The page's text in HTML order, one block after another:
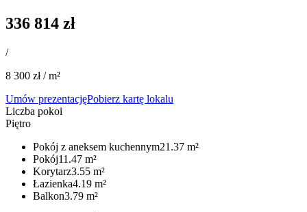
336 814 zł
/
8 300 zł / m²
Umów prezentacjęPobierz kartę lokalu
Liczba pokoi
Piętro
Pokój z aneksem kuchennym​​​​‌ ‍ ​‍​‍‌‍ ‌ ​‍‌‍‍‌‌‍‌ ‌‍‍‌‌‍ ‍​‍​‍​ ‍‍​‍​‍‌ ​ ‌‍​‌‌‍ ‍‌‍‍‌‌ ‌​‌ ‍‌​‍ ‍‌‍‍‌‌‍ ​‍​‍​‍ ​​‍​‍‌‍‍​‌ ​‍‌‍‌‌‌‍‌‍​‍​‍​ ‍‍​‍​‍​‍ ‌ ​ ‌ ‌​‌ ‌‌‌‍‌​‌‍‍‌‌‍ ​‍ ‌‍‍‌‌‍ ‍‌ ‌​‌‍‌‌‌‍ ‍‌ ‌​​‍ ‌‍‌‌‌‍‌​‌‍‍‌‌ ‌​​‍ ‌‍ ‌‌‍ ‌‍‌​‌‍‌‌​ ‌‌ ​​‌ ​‍‌‍‌‌‌ ​ ‌‍‌‌‌‍ ‍‌ ‌​‌‍​‌‌ ‌​‌‍‍‌‌‍ ‌‍ ‍​ ‍ ‌‍‍‌‌‍‌​​ ‌​ ‌ ​ ​ ​ ​​​ ‍​​ ​ ​ ​ ​ ‌ ​ ‍​​‍ ‌​ ‌‌​ ‌‍‌‍‌​​ ‌​​‍ ‌​ ‌​​ ​ ‌‍‌‌​ ‌ ​‍ ‌​ ‍​​ ‍​‌‍​‌‌‍​‌​‍ ‌‌‍‌​​ ‌‌​ ‍‌​ ​‌​ ​​‌‍‌‍​ ​​​ ​‌​ ‍‌​ ​ ‌‍​ ​ ​​​ ‍ ‌ ‌​‌ ‍‌‌ ​​‌‍‌‌​ ‌‌‍​‌‌ ​​‌‍​‌‌ ​‍‌ ‌​‌‍ ‌‌‍‌‌‌‍ ‍‌ ‌​​ ‍ ‌ ​​‌‍​‌‌ ‌​‌‍‍​​ ‌‌ ​‍‌‍ ‌‍ ‌‍ ‌‌ ​ ‌​‌​‌‍‌‌‌ ‌​‌‍​‌‌‍‍‌‌‍ ​‌ ​ ​‍‌‌​ ‌‌‌​​‍‌‌ ‌‍‍ ‌‍‌‌‌ ‍‌​‍‌‌​ ​ ‌​‌​​‍‌‌​ ​ ‌​‌​​‍‌‌​ ​‍​ ​‍​ ‍‌‌‍​‌​ ‌‍​ ‍​​ ‌​‌‍‌​​ ‍‌‌‍​ ‌‍​‌‌‍​‍​ ‌‌‌‍‌​​‍‌‌​ ​‍​ ​‍​‍‌‌​ ‌‌‌​‌​​‍ ‍‌‍ ‍‌‍​‌‌‍ ‌‌‍‌‌​ ‌‍​‍‌‍​‌‌ ​ ‌‍‌‌‌‌‌‌‌ ​‍‌‍ ​​ ‌​‍‌‌​ ​‍‌​‌‍‌ ​ ‌ ‌​‌ ‌‌‌‍‌​‌‍‍‌‌‍ ​‍‌‍‌‍‍‌‌‍‌​​ ‌​ ‌ ​ ​ ​ ​​​ ‍​​ ​ ​ ​ ​ ‌ ​ ‍​​‍ ‌​ ‌‌​ ‌‍‌‍‌​​ ‌​​‍ ‌​ ‌​​ ​ ‌‍‌‌​ ‌ ​‍ ‌​ ‍​​ ‍​‌‍​‌‌‍​‌​‍ ‌‌‍‌​​ ‌‌​ ‍‌​ ​‌​ ​​‌‍‌‍​ ​​​ ​‌​ ‍‌​ ​ ‌‍​ ​ ​​​‍‌‍‌ ‌​‌ ‍‌‌ ​​‌‍‌‌​ ‌‌‍​‌‌ ​​‌‍​‌‌ ​‍‌ ‌​‌‍ ‌‌‍‌‌‌‍ ‍‌ ‌​​‍‌‍‌ ​​‌‍​‌‌ ‌​‌‍‍​​ ‌‌ ​‍‌‍ ‌‍ ‌‍ ‌‌ ​ ‌​‌​‌‍‌‌‌ ‌​‌‍​‌‌‍‍‌‌‍ ​‌ ​ ​‍‌‌​ ‌‌‌​​‍‌‌ ‌‍‍ ‌‍‌‌‌ ‍‌​‍‌‌​ ​ ‌​‌​​‍‌‌​ ​ ‌​‌​​‍‌‌​ ​‍​ ​‍​ ‍‌‌‍​‌​ ‌‍​ ‍​​ ‌​‌‍‌​​ ‍‌‌‍​ ‌‍​‌‌‍​‍​ ‌‌‌‍‌​​‍‌‌​ ​‍​ ​‍​‍‌‌​ ‌‌‌​‌​​‍ ‍‌‍ ‍‌‍​‌‌‍ ‌‌‍‌‌​‍‌‍‌ ​​‌‍‌‌‌ ​‍‌ ​ ‌ ​​‌‍‌‌‌‍​ ‌ ‌​‌‍‍‌‌ ‌‍‌‍‌‌​ ‌‌ ​​‌ ‌‌‌‍​‍‌‍ ​‌‍‍‌‌ ​ ‌‍‍​‌‍‌‌‌‍‌​​‍​‍‌ ‌21.37 m²
Pokój​​​​‌ ‍ ​‍​‍‌‍ ‌ ​‍‌‍‍‌‌‍‌ ‌‍‍‌‌‍ ‍​‍​‍​ ‍‍​‍​‍‌ ​ ‌‍​‌‌‍ ‍‌‍‍‌‌ ‌​‌ ‍‌​‍ ‍‌‍‍‌‌‍ ​‍​‍​‍ ​​‍​‍‌‍‍​‌ ​‍‌‍‌‌‌‍‌‍​‍​‍​ ‍‍​‍​‍​‍ ‌ ​ ‌ ‌​‌ ‌‌‌‍‌​‌‍‍‌‌‍ ​‍ ‌‍‍‌‌‍ ‍‌ ‌​‌‍‌‌‌‍ ‍‌ ‌​​‍ ‌‍‌‌‌‍‌​‌‍‍‌‌ ‌​​‍ ‌‍ ‌‌‍ ‌‍‌​‌‍‌‌​ ‌‌ ​​‌ ​‍‌‍‌‌‌ ​ ‌‍‌‌‌‍ ‍‌ ‌​‌‍​‌‌ ‌​‌‍‍‌‌‍ ‌‍ ‍​ ‍ ‌‍‍‌‌‍‌​​ ‌​ ‌ ​ ​ ​ ​​​ ‍​​ ​ ​ ​ ​ ‌ ​ ‍​​‍ ‌​ ‌‌​ ‌‍‌‍‌​​ ‌​​‍ ‌​ ‌​​ ​ ‌‍‌‌​ ‌ ​‍ ‌​ ‍​​ ‍​‌‍​‌‌‍​‌​‍ ‌‌‍‌​​ ‌‌​ ‍‌​ ​‌​ ​​‌‍‌‍​ ​​​ ​‌​ ‍‌​ ​ ‌‍​ ​ ​​​ ‍ ‌ ‌​‌ ‍‌‌ ​​‌‍‌‌​ ‌‌‍​‌‌ ​​‌‍​‌‌ ​‍‌ ‌​‌‍ ‌‌‍‌‌‌‍ ‍‌ ‌​​ ‍ ‌ ​​‌‍​‌‌ ‌​‌‍‍​​ ‌‌ ​‍‌‍ ‌‍ ‌‍ ‌‌ ​ ‌​‌​‌‍‌‌‌ ‌​‌‍​‌‌‍‍‌‌‍ ​‌ ​ ​‍‌‌​ ‌‌‌​​‍‌‌ ‌‍‍ ‌‍‌‌‌ ‍‌​‍‌‌​ ​ ‌​‌​​‍‌‌​ ​ ‌​‌​​‍‌‌​ ​‍​ ​‍​ ‌‍​ ‍​‌‍​‍‌‍‌‌‌‍‌​‌‍‌‌‌‍‌‌​ ​ ‌‍​ ‌‍​ ‌‍​‍‌‍​‌​‍‌‌​ ​‍​ ​‍​‍‌‌​ ‌‌‌​‌​​‍ ‍‌‍ ‍‌‍​‌‌‍ ‌‌‍‌‌​ ‌‍​‍‌‍​‌‌ ​ ‌‍‌‌‌‌‌‌‌ ​‍‌‍ ​​ ‌​‍‌‌​ ​‍‌​‌‍‌ ​ ‌ ‌​‌ ‌‌‌‍‌​‌‍‍‌‌‍ ​‍‌‍‌‍‍‌‌‍‌​​ ‌​ ‌ ​ ​ ​ ​​​ ‍​​ ​ ​ ​ ​ ‌ ​ ‍​​‍ ‌​ ‌‌​ ‌‍‌‍‌​​ ‌​​‍ ‌​ ‌​​ ​ ‌‍‌‌​ ‌ ​‍ ‌​ ‍​​ ‍​‌‍​‌‌‍​‌​‍ ‌‌‍‌​​ ‌‌​ ‍‌​ ​‌​ ​​‌‍‌‍​ ​​​ ​‌​ ‍‌​ ​ ‌‍​ ​ ​​​‍‌‍‌ ‌​‌ ‍‌‌ ​​‌‍‌‌​ ‌‌‍​‌‌ ​​‌‍​‌‌ ​‍‌ ‌​‌‍ ‌‌‍‌‌‌‍ ‍‌ ‌​​‍‌‍‌ ​​‌‍​‌‌ ‌​‌‍‍​​ ‌‌ ​‍‌‍ ‌‍ ‌‍ ‌‌ ​ ‌​‌​‌‍‌‌‌ ‌​‌‍​‌‌‍‍‌‌‍ ​‌ ​ ​‍‌‌​ ‌‌‌​​‍‌‌ ‌‍‍ ‌‍‌‌‌ ‍‌​‍‌‌​ ​ ‌​‌​​‍‌‌​ ​ ‌​‌​​‍‌‌​ ​‍​ ​‍​ ‌‍​ ‍​‌‍​‍‌‍‌‌‌‍‌​‌‍‌‌‌‍‌‌​ ​ ‌‍​ ‌‍​ ‌‍​‍‌‍​‌​‍‌‌​ ​‍​ ​‍​‍‌‌​ ‌‌‌​‌​​‍ ‍‌‍ ‍‌‍​‌‌‍ ‌‌‍‌‌​‍‌‍‌ ​​‌‍‌‌‌ ​‍‌ ​ ‌ ​​‌‍‌‌‌‍​ ‌ ‌​‌‍‍‌‌ ‌‍‌‍‌‌​ ‌‌ ​​‌ ‌‌‌‍​‍‌‍ ​‌‍‍‌‌ ​ ‌‍‍​‌‍‌‌‌‍‌​​‍​‍‌ ‌11.47 m²
Korytarz​​​​‌ ‍ ​‍​‍‌‍ ‌ ​‍‌‍‍‌‌‍‌ ‌‍‍‌‌‍ ‍​‍​‍​ ‍‍​‍​‍‌ ​ ‌‍​‌‌‍ ‍‌‍‍‌‌ ‌​‌ ‍‌​‍ ‍‌‍‍‌‌‍ ​‍​‍​‍ ​​‍​‍‌‍‍​‌ ​‍‌‍‌‌‌‍‌‍​‍​‍​ ‍‍​‍​‍​‍ ‌ ​ ‌ ‌​‌ ‌‌‌‍‌​‌‍‍‌‌‍ ​‍ ‌‍‍‌‌‍ ‍‌ ‌​‌‍‌‌‌‍ ‍‌ ‌​​‍ ‌‍‌‌‌‍‌​‌‍‍‌‌ ‌​​‍ ‌‍ ‌‌‍ ‌‍‌​‌‍‌‌​ ‌‌ ​​‌ ​‍‌‍‌‌‌ ​ ‌‍‌‌‌‍ ‍‌ ‌​‌‍​‌‌ ‌​‌‍‍‌‌‍ ‌‍ ‍​ ‍ ‌‍‍‌‌‍‌​​ ‌​ ‌ ​ ​ ​ ​​​ ‍​​ ​ ​ ​ ​ ‌ ​ ‍​​‍ ‌​ ‌‌​ ‌‍‌‍‌​​ ‌​​‍ ‌​ ‌​​ ​ ‌‍‌‌​ ‌ ​‍ ‌​ ‍​​ ‍​‌‍​‌‌‍​‌​‍ ‌‌‍‌​​ ‌‌​ ‍‌​ ​‌​ ​​‌‍‌‍​ ​​​ ​‌​ ‍‌​ ​ ‌‍​ ​ ​​​ ‍ ‌ ‌​‌ ‍‌‌ ​​‌‍‌‌​ ‌‌‍​‌‌ ​​‌‍​‌‌ ​‍‌ ‌​‌‍ ‌‌‍‌‌‌‍ ‍‌ ‌​​ ‍ ‌ ​​‌‍​‌‌ ‌​‌‍‍​​ ‌‌ ​‍‌‍ ‌‍ ‌‍ ‌‌ ​ ‌​‌​‌‍‌‌‌ ‌​‌‍​‌‌‍‍‌‌‍ ​‌ ​ ​‍‌‌​ ‌‌‌​​‍‌‌ ‌‍‍ ‌‍‌‌‌ ‍‌​‍‌‌​ ​ ‌​‌​​‍‌‌​ ​ ‌​‌​​‍‌‌​ ​‍​ ​‍​ ​​​ ​​‌‍‌‍​ ‌‍​ ‌​​ ​​​ ‌​‌‍‌‌​ ​‌​ ​ ‌‍​‍​ ‍‌​‍‌‌​ ​‍​ ​‍​‍‌‌​ ‌‌‌​‌​​‍ ‍‌‍ ‍‌‍​‌‌‍ ‌‌‍‌‌​ ‌‍​‍‌‍​‌‌ ​ ‌‍‌‌‌‌‌‌‌ ​‍‌‍ ​​ ‌​‍‌‌​ ​‍‌​‌‍‌ ​ ‌ ‌​‌ ‌‌‌‍‌​‌‍‍‌‌‍ ​‍‌‍‌‍‍‌‌‍‌​​ ‌​ ‌ ​ ​ ​ ​​​ ‍​​ ​ ​ ​ ​ ‌ ​ ‍​​‍ ‌​ ‌‌​ ‌‍‌‍‌​​ ‌​​‍ ‌​ ‌​​ ​ ‌‍‌‌​ ‌ ​‍ ‌​ ‍​​ ‍​‌‍​‌‌‍​‌​‍ ‌‌‍‌​​ ‌‌​ ‍‌​ ​‌​ ​​‌‍‌‍​ ​​​ ​‌​ ‍‌​ ​ ‌‍​ ​ ​​​‍‌‍‌ ‌​‌ ‍‌‌ ​​‌‍‌‌​ ‌‌‍​‌‌ ​​‌‍​‌‌ ​‍‌ ‌​‌‍ ‌‌‍‌‌‌‍ ‍‌ ‌​​‍‌‍‌ ​​‌‍​‌‌ ‌​‌‍‍​​ ‌‌ ​‍‌‍ ‌‍ ‌‍ ‌‌ ​ ‌​‌​‌‍‌‌‌ ‌​‌‍​‌‌‍‍‌‌‍ ​‌ ​ ​‍‌‌​ ‌‌‌​​‍‌‌ ‌‍‍ ‌‍‌‌‌ ‍‌​‍‌‌​ ​ ‌​‌​​‍‌‌​ ​ ‌​‌​​‍‌‌​ ​‍​ ​‍​ ​​​ ​​‌‍‌‍​ ‌‍​ ‌​​ ​​​ ‌​‌‍‌‌​ ​‌​ ​ ‌‍​‍​ ‍‌​‍‌‌​ ​‍​ ​‍​‍‌‌​ ‌‌‌​‌​​‍ ‍‌‍ ‍‌‍​‌‌‍ ‌‌‍‌‌​‍‌‍‌ ​​‌‍‌‌‌ ​‍‌ ​ ‌ ​​‌‍‌‌‌‍​ ‌ ‌​‌‍‍‌‌ ‌‍‌‍‌‌​ ‌‌ ​​‌ ‌‌‌‍​‍‌‍ ​‌‍‍‌‌ ​ ‌‍‍​‌‍‌‌‌‍‌​​‍​‍‌ ‌3.55 m²
Łazienka​​​​‌ ‍ ​‍​‍‌‍ ‌ ​‍‌‍‍‌‌‍‌ ‌‍‍‌‌‍ ‍​‍​‍​ ‍‍​‍​‍‌ ​ ‌‍​‌‌‍ ‍‌‍‍‌‌ ‌​‌ ‍‌​‍ ‍‌‍‍‌‌‍ ​‍​‍​‍ ​​‍​‍‌‍‍​‌ ​‍‌‍‌‌‌‍‌‍​‍​‍​ ‍‍​‍​‍​‍ ‌ ​ ‌ ‌​‌ ‌‌‌‍‌​‌‍‍‌‌‍ ​‍ ‌‍‍‌‌‍ ‍‌ ‌​‌‍‌‌‌‍ ‍‌ ‌​​‍ ‌‍‌‌‌‍‌​‌‍‍‌‌ ‌​​‍ ‌‍ ‌‌‍ ‌‍‌​‌‍‌‌​ ‌‌ ​​‌ ​‍‌‍‌‌‌ ​ ‌‍‌‌‌‍ ‍‌ ‌​‌‍​‌‌ ‌​‌‍‍‌‌‍ ‌‍ ‍​ ‍ ‌‍‍‌‌‍‌​​ ‌​ ‌ ​ ​ ​ ​​​ ‍​​ ​ ​ ​ ​ ‌ ​ ‍​​‍ ‌​ ‌‌​ ‌‍‌‍‌​​ ‌​​‍ ‌​ ‌​​ ​ ‌‍‌‌​ ‌ ​‍ ‌​ ‍​​ ‍​‌‍​‌‌‍​‌​‍ ‌‌‍‌​​ ‌‌​ ‍‌​ ​‌​ ​​‌‍‌‍​ ​​​ ​‌​ ‍‌​ ​ ‌‍​ ​ ​​​ ‍ ‌ ‌​‌ ‍‌‌ ​​‌‍‌‌​ ‌‌‍​‌‌ ​​‌‍​‌‌ ​‍‌ ‌​‌‍ ‌‌‍‌‌‌‍ ‍‌ ‌​​ ‍ ‌ ​​‌‍​‌‌ ‌​‌‍‍​​ ‌‌ ​‍‌‍ ‌‍ ‌‍ ‌‌ ​ ‌​‌​‌‍‌‌‌ ‌​‌‍​‌‌‍‍‌‌‍ ​‌ ​ ​‍‌‌​ ‌‌‌​​‍‌‌ ‌‍‍ ‌‍‌‌‌ ‍‌​‍‌‌​ ​ ‌​‌​​‍‌‌​ ​ ‌​‌​​‍‌‌​ ​‍​ ​‍​ ‌‌‌‍​‌​ ​‌​ ​‌‌‍‌‍​ ‌​​ ‌‍‌‍‌​‌‍​ ‌‍‌​​ ‌‍‌‍​‌​‍‌‌​ ​‍​ ​‍​‍‌‌​ ‌‌‌​‌​​‍ ‍‌‍ ‍‌‍​‌‌‍ ‌‌‍‌‌​ ‌‍​‍‌‍​‌‌ ​ ‌‍‌‌‌‌‌‌‌ ​‍‌‍ ​​ ‌​‍‌‌​ ​‍‌​‌‍‌ ​ ‌ ‌​‌ ‌‌‌‍‌​‌‍‍‌‌‍ ​‍‌‍‌‍‍‌‌‍‌​​ ‌​ ‌ ​ ​ ​ ​​​ ‍​​ ​ ​ ​ ​ ‌ ​ ‍​​‍ ‌​ ‌‌​ ‌‍‌‍‌​​ ‌​​‍ ‌​ ‌​​ ​ ‌‍‌‌​ ‌ ​‍ ‌​ ‍​​ ‍​‌‍​‌‌‍​‌​‍ ‌‌‍‌​​ ‌‌​ ‍‌​ ​‌​ ​​‌‍‌‍​ ​​​ ​‌​ ‍‌​ ​ ‌‍​ ​ ​​​‍‌‍‌ ‌​‌ ‍‌‌ ​​‌‍‌‌​ ‌‌‍​‌‌ ​​‌‍​‌‌ ​‍‌ ‌​‌‍ ‌‌‍‌‌‌‍ ‍‌ ‌​​‍‌‍‌ ​​‌‍​‌‌ ‌​‌‍‍​​ ‌‌ ​‍‌‍ ‌‍ ‌‍ ‌‌ ​ ‌​‌​‌‍‌‌‌ ‌​‌‍​‌‌‍‍‌‌‍ ​‌ ​ ​‍‌‌​ ‌‌‌​​‍‌‌ ‌‍‍ ‌‍‌‌‌ ‍‌​‍‌‌​ ​ ‌​‌​​‍‌‌​ ​ ‌​‌​​‍‌‌​ ​‍​ ​‍​ ‌‌‌‍​‌​ ​‌​ ​‌‌‍‌‍​ ‌​​ ‌‍‌‍‌​‌‍​ ‌‍‌​​ ‌‍‌‍​‌​‍‌‌​ ​‍​ ​‍​‍‌‌​ ‌‌‌​‌​​‍ ‍‌‍ ‍‌‍​‌‌‍ ‌‌‍‌‌​‍‌‍‌ ​​‌‍‌‌‌ ​‍‌ ​ ‌ ​​‌‍‌‌‌‍​ ‌ ‌​‌‍‍‌‌ ‌‍‌‍‌‌​ ‌‌ ​​‌ ‌‌‌‍​‍‌‍ ​‌‍‍‌‌ ​ ‌‍‍​‌‍‌‌‌‍‌​​‍​‍‌ ‌4.19 m²
Balkon​​​​‌ ‍ ​‍​‍‌‍ ‌ ​‍‌‍‍‌‌‍‌ ‌‍‍‌‌‍ ‍​‍​‍​ ‍‍​‍​‍‌ ​ ‌‍​‌‌‍ ‍‌‍‍‌‌ ‌​‌ ‍‌​‍ ‍‌‍‍‌‌‍ ​‍​‍​‍ ​​‍​‍‌‍‍​‌ ​‍‌‍‌‌‌‍‌‍​‍​‍​ ‍‍​‍​‍​‍ ‌ ​ ‌ ‌​‌ ‌‌‌‍‌​‌‍‍‌‌‍ ​‍ ‌‍‍‌‌‍ ‍‌ ‌​‌‍‌‌‌‍ ‍‌ ‌​​‍ ‌‍‌‌‌‍‌​‌‍‍‌‌ ‌​​‍ ‌‍ ‌‌‍ ‌‍‌​‌‍‌‌​ ‌‌ ​​‌ ​‍‌‍‌‌‌ ​ ‌‍‌‌‌‍ ‍‌ ‌​‌‍​‌‌ ‌​‌‍‍‌‌‍ ‌‍ ‍​ ‍ ‌‍‍‌‌‍‌​​ ‌​ ‌ ​ ​ ​ ​​​ ‍​​ ​ ​ ​ ​ ‌ ​ ‍​​‍ ‌​ ‌‌​ ‌‍‌‍‌​​ ‌​​‍ ‌​ ‌​​ ​ ‌‍‌‌​ ‌ ​‍ ‌​ ‍​​ ‍​‌‍​‌‌‍​‌​‍ ‌‌‍‌​​ ‌‌​ ‍‌​ ​‌​ ​​‌‍‌‍​ ​​​ ​‌​ ‍‌​ ​ ‌‍​ ​ ​​​ ‍ ‌ ‌​‌ ‍‌‌ ​​‌‍‌‌​ ‌‌‍​‌‌ ​​‌‍​‌‌ ​‍‌ ‌​‌‍ ‌‌‍‌‌‌‍ ‍‌ ‌​​ ‍ ‌ ​​‌‍​‌‌ ‌​‌‍‍​​ ‌‌ ​‍‌‍ ‌‍ ‌‍ ‌‌ ​ ‌​‌​‌‍‌‌‌ ‌​‌‍​‌‌‍‍‌‌‍ ​‌ ​ ​‍‌‌​ ‌‌‌​​‍‌‌ ‌‍‍ ‌‍‌‌‌ ‍‌​‍‌‌​ ​ ‌​‌​​‍‌‌​ ​ ‌​‌​​‍‌‌​ ​‍​ ​‍​ ​​​ ‌‍​ ​‌‌‍​‍‌‍‌​​ ​‍​ ‌‌​ ​‌​ ‌​​ ‌‌‌‍​‌​ ​​​‍‌‌​ ​‍​ ​‍​‍‌‌​ ‌‌‌​‌​​‍ ‍‌‍ ‍‌‍​‌‌‍ ‌‌‍‌‌​ ‌‍​‍‌‍​‌‌ ​ ‌‍‌‌‌‌‌‌‌ ​‍‌‍ ​​ ‌​‍‌‌​ ​‍‌​‌‍‌ ​ ‌ ‌​‌ ‌‌‌‍‌​‌‍‍‌‌‍ ​‍‌‍‌‍‍‌‌‍‌​​ ‌​ ‌ ​ ​ ​ ​​​ ‍​​ ​ ​ ​ ​ ‌ ​ ‍​​‍ ‌​ ‌‌​ ‌‍‌‍‌​​ ‌​​‍ ‌​ ‌​​ ​ ‌‍‌‌​ ‌ ​‍ ‌​ ‍​​ ‍​‌‍​‌‌‍​‌​‍ ‌‌‍‌​​ ‌‌​ ‍‌​ ​‌​ ​​‌‍‌‍​ ​​​ ​‌​ ‍‌​ ​ ‌‍​ ​ ​​​‍‌‍‌ ‌​‌ ‍‌‌ ​​‌‍‌‌​ ‌‌‍​‌‌ ​​‌‍​‌‌ ​‍‌ ‌​‌‍ ‌‌‍‌‌‌‍ ‍‌ ‌​​‍‌‍‌ ​​‌‍​‌‌ ‌​‌‍‍​​ ‌‌ ​‍‌‍ ‌‍ ‌‍ ‌‌ ​ ‌​‌​‌‍‌‌‌ ‌​‌‍​‌‌‍‍‌‌‍ ​‌ ​ ​‍‌‌​ ‌‌‌​​‍‌‌ ‌‍‍ ‌‍‌‌‌ ‍‌​‍‌‌​ ​ ‌​‌​​‍‌‌​ ​ ‌​‌​​‍‌‌​ ​‍​ ​‍​ ​​​ ‌‍​ ​‌‌‍​‍‌‍‌​​ ​‍​ ‌‌​ ​‌​ ‌​​ ‌‌‌‍​‌​ ​​​‍‌‌​ ​‍​ ​‍​‍‌‌​ ‌‌‌​‌​​‍ ‍‌‍ ‍‌‍​‌‌‍ ‌‌‍‌‌​‍‌‍‌ ​​‌‍‌‌‌ ​‍‌ ​ ‌ ​​‌‍‌‌‌‍​ ‌ ‌​‌‍‍‌‌ ‌‍‌‍‌‌​ ‌‌ ​​‌ ‌‌‌‍​‍‌‍ ​‌‍‍‌‌ ​ ‌‍‍​‌‍‌‌‌‍‌​​‍​‍‌ ‌3.79 m²